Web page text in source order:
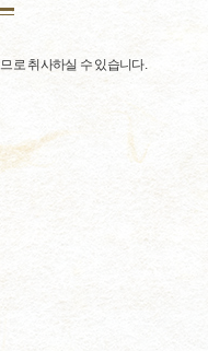
로 취사하실 수 있습니다.